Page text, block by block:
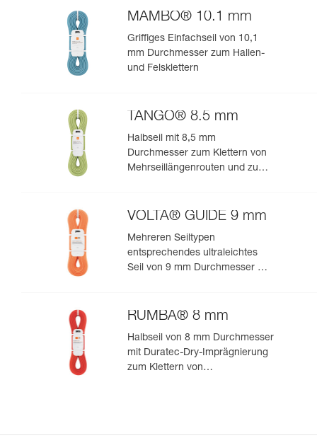
MAMBO® 10.1 mm
Griffiges Einfachseil von 10,1
mm Durchmesser zum Hallen-
und Felsklettern
TANGO® 8.5 mm
Halbseil mit 8,5 mm
Durchmesser zum Klettern von
Mehrseillängenrouten und zum
VOLTA® GUIDE 9 mm
Mehreren Seiltypen
entsprechendes ultraleichtes
Seil von 9 mm Durchmesser mit
Klettern oder Bergsteigen
RUMBA® 8 mm
Halbseil von 8 mm Durchmesser
mit Duratec-Dry-Imprägnierung
zum Klettern von